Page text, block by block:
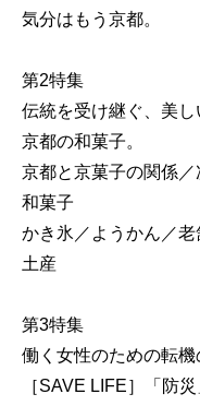
気分はもう京都。
第2特集
伝統を受け継ぐ、美し
京都の和菓子。
京都と京菓子の関係
和菓子
かき氷／ようかん／
土産
第3特集
働く女性のための転機
［SAVE LIFE］「防